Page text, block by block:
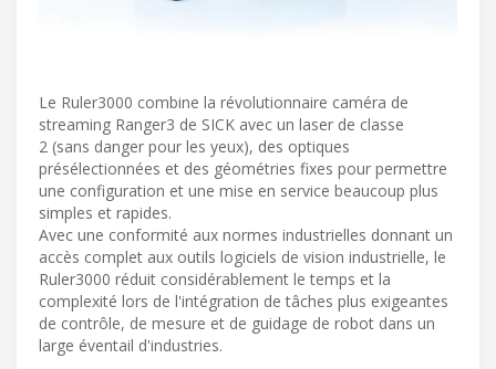
Le Ruler3000 combine la révolutionnaire caméra de
streaming Ranger3 de SICK avec un laser de classe
2 (sans danger pour les yeux), des optiques
présélectionnées et des géométries fixes pour permettre
une configuration et une mise en service beaucoup plus
simples et rapides.
Avec une conformité aux normes industrielles donnant un
accès complet aux outils logiciels de vision industrielle, le
Ruler3000 réduit considérablement le temps et la
complexité lors de l'intégration de tâches plus exigeantes
de contrôle, de mesure et de guidage de robot dans un
large éventail d'industries.